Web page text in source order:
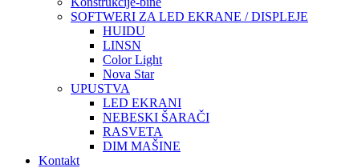
SOFTWERI ZA LED EKRANE / DISPLEJE
HUIDU
LINSN
Color Light
Nova Star
UPUSTVA
LED EKRANI
NEBESKI ŠARAČI
RASVETA
DIM MAŠINE
Kontakt